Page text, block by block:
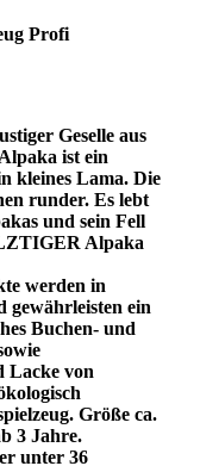
Geselle aus
ist ein
kleines Lama. Die
runder. Es lebt
und sein Fell
Alpaka
werden in
gewährleisten ein
Buchen- und
Lacke von
Größe ca.
3 Jahre.
unter 36